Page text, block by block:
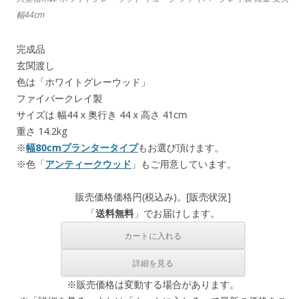
幅44cm
完成品
玄関渡し
色は「ホワイトグレーウッド」
ファイバークレイ製
サイズは 幅44 x 奥行き 44 x 高さ 41cm
重さ 14.2kg
※幅80cmプランタータイプもお選び頂けます。
※色「アンティークウッド 」もご用意しています。
販売価格価格円(税込み)。[販売状況]
「送料無料 」でお届けします。
※販売価格は変動する場合があります。